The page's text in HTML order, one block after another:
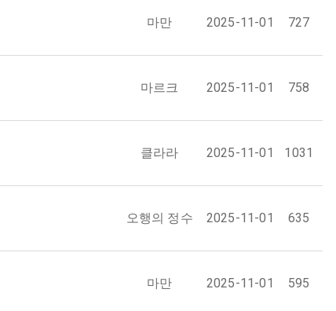
마만 2025-11-01 727
마르크 2025-11-01 758
클라라 2025-11-01 1031
오행의 정수 2025-11-01 635
마만 2025-11-01 595